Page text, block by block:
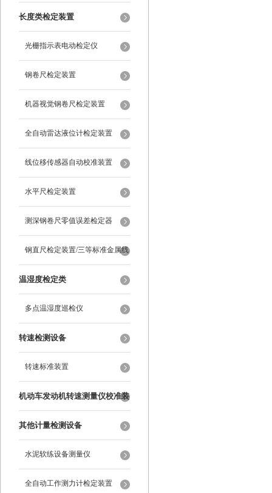
长度类检定装置
光栅指示表电动检定仪
钢卷尺检定装置
机器视觉钢卷尺检定装置
全自动雷达液位计检定装置
线位移传感器自动校准装置
水平尺检定装置
测深钢卷尺零值误差检定器
钢直尺检定装置/三等标准金属线
纹尺
温湿度检定类
多点温湿度巡检仪
转速检测设备
转速标准装置
机动车发动机转速测量仪校准装
置
其他计量检测设备
水泥软练设备测量仪
全自动工作测力计检定装置